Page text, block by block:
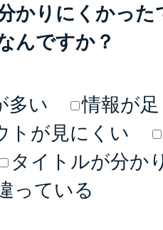
かりにくかっ
んですか？
多い
情報が
トが見にくい
タイトルが分か
っている